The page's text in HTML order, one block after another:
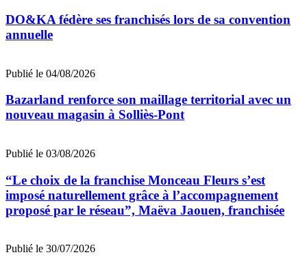
DO&KA fédère ses franchisés lors de sa convention
annuelle
Publié le 04/08/2026
Bazarland renforce son maillage territorial avec un
nouveau magasin à Solliès-Pont
Publié le 03/08/2026
“Le choix de la franchise Monceau Fleurs s’est
imposé naturellement grâce à l’accompagnement
proposé par le réseau”, Maëva Jaouen, franchisée
Publié le 30/07/2026